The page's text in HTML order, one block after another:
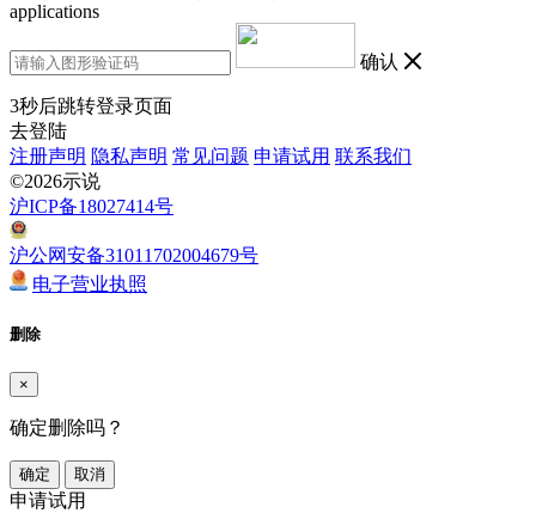
applications
确认
3秒后跳转登录页面
去登陆
注册声明 隐私声明 常见问题 申请试用 联系我们
©2026示说
沪ICP备18027414号
沪公网安备31011702004679号
电子营业执照
删除
×
确定删除吗？
确定 取消
申请试用